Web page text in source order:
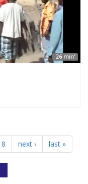
26 min'
8 next › last »